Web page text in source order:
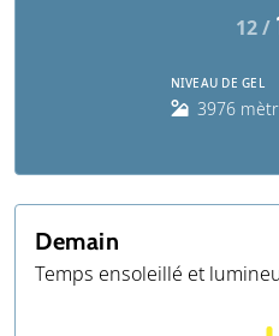
12 /
NIVEAU DE GEL
3976
Demain
Temps ensoleillé et